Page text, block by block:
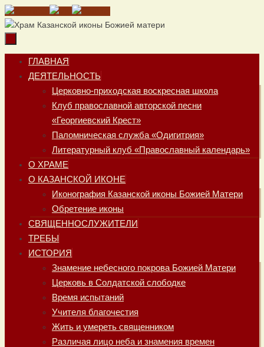
Перейти
к
Перейти
содержимому
ГЛАВНАЯ
ДЕЯТЕЛЬНОСТЬ
Церковно-приходская воскресная школа
Клуб православной авторской песни
«Георгиевский Крест»
Паломническая служба «Одигитрия»
Литературный клуб «Православный календарь»
О ХРАМЕ
О КАЗАНСКОЙ ИКОНЕ
Иконография Казанской иконы Божией Матери
Обретение иконы
СВЯЩЕННОСЛУЖИТЕЛИ
ТРЕБЫ
ИСТОРИЯ
Знамение небесного покрова Божией Матери
Церковь в Солдатской слободке
Время испытаний
Учителя благочестия
Жить и умереть священником
Различая лицо неба и знамения времен